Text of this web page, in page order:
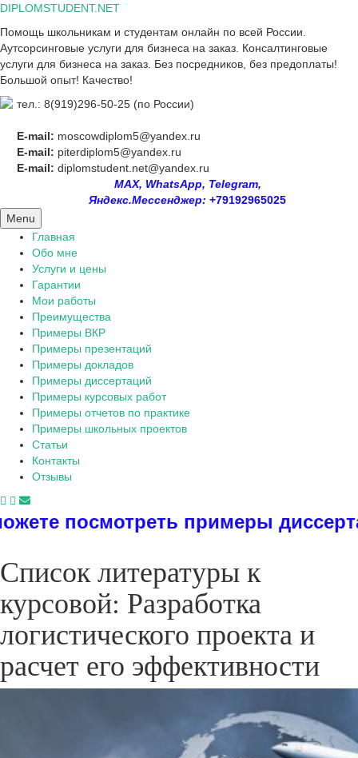
Skip
content
DIPLOMSTUDENT.NET
Помощь школьникам и студентам онлайн по всей России.
Аутсорсинговые услуги для бизнеса на заказ. Консалтинговые
услуги для бизнеса на заказ. Без посредников, без предоплаты!
Большой опыт! Качество!
тел.: 8(919)296-50-25 (по России)
E-mail: moscowdiplom5@yandex.ru
E-mail: piterdiplom5@yandex.ru
E-mail: diplomstudent.net@yandex.ru
MAX, WhatsApp, Telegram,
Яндекс.Мессенджер: +79192965025
Menu
Главная
Обо мне
Услуги и цены
Гарантии
Мои работы
Преимущества
Примеры ВКР
Примеры презентаций
Примеры докладов
Примеры диссертаций
Примеры курсовых работ
Примеры отчетов по практике
Примеры школьных проектов
Статьи
Контакты
Отзывы
примеры диссертаций,
Список литературы к
курсовой: Разработка
логистического проекта и
расчет его эффективности